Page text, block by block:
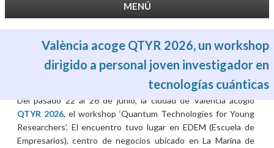
MENÚ
València acoge QTYR 2026, un workshop
dirigido a personal joven investigador en
tecnologías cuánticas
Del pasado 22 al 26 de junio, la ciudad de València acogió
QTYR 2026, el workshop ‘Quantum Technologies for Young
Researchers’. El encuentro tuvo lugar en EDEM (Escuela de
Empresarios), centro de negocios ubicado en La Marina de